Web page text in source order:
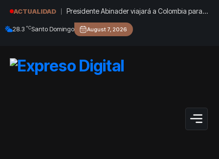
ACTUALIDAD
Presidente Abinader viajará a Colombia para
participar en la toma de posesión de Abelardo
de la Espriella
28.3 °CSanto Domingo August 7, 2026